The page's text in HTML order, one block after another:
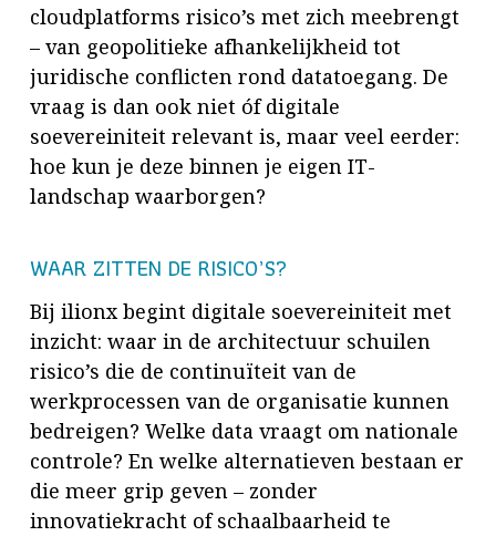
cloudplatforms risico’s met zich meebrengt
– van geopolitieke afhankelijkheid tot
juridische conflicten rond datatoegang. De
vraag is dan ook niet óf digitale
soevereiniteit relevant is, maar veel eerder:
hoe kun je deze binnen je eigen IT-
landschap waarborgen?
WAAR ZITTEN DE RISICO’S?
Bij ilionx begint digitale soevereiniteit met
inzicht: waar in de architectuur schuilen
risico’s die de continuïteit van de
werkprocessen van de organisatie kunnen
bedreigen? Welke data vraagt om nationale
controle? En welke alternatieven bestaan er
die meer grip geven – zonder
innovatiekracht of schaalbaarheid te